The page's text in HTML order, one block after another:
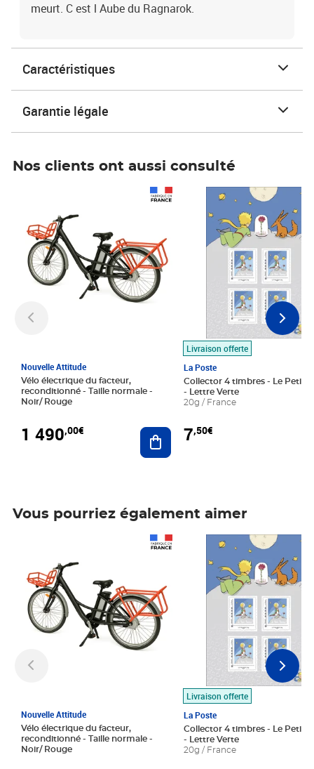
meurt. C est l Aube du Ragnarok.
Caractéristiques
Garantie légale
Nos clients ont aussi consulté
Nouvelle Attitude
Vélo électrique du facteur,
reconditionné - Taille normale -
Noir/ Rouge
1 490,00€ Ajouter au panier
Livraison offerte
La Poste
Collector 4 timbres - Le Petit
- Lettre Verte
20g / France
7,50€
Prix 7,50€
Vous pourriez également aimer
Nouvelle Attitude
Vélo électrique du facteur,
reconditionné - Taille normale -
Noir/ Rouge
Livraison offerte
La Poste
Collector 4 timbres - Le Petit
- Lettre Verte
20g / France
Prix 7,50€